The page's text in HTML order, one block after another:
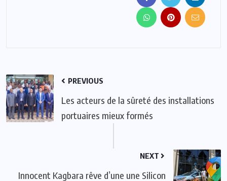
PREVIOUS
Les acteurs de la sûreté des installations
portuaires mieux formés
NEXT
Innocent Kagbara rêve d’une une Silicon